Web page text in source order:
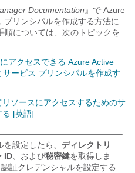
Documentation』で Azure
リンシパルを作成する方法に
順については、次のトピックを
アクセスできる Azure Active
ービス プリンシパルを作成す
ソースにアクセスするためのサ
る [英語]
設定したら、 ディレクトリ
ID、および秘密鍵を取得しま
証クレデンシャルを設定する